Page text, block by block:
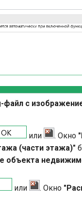
файл с
или . Окно
(части этажа)"
объекта
или . Окно